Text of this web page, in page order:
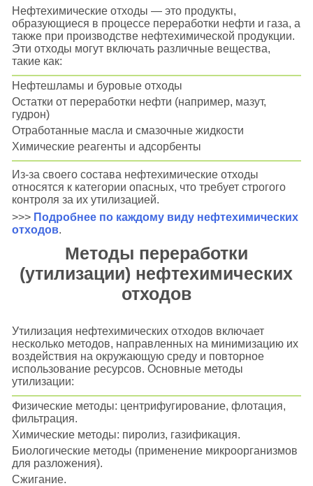
Нефтехимические отходы — это продукты,
образующиеся в процессе переработки нефти и газа, а
также при производстве нефтехимической продукции.
Эти отходы могут включать различные вещества,
такие как:
Нефтешламы и буровые отходы
Остатки от переработки нефти (например, мазут,
гудрон)
Отработанные масла и смазочные жидкости
Химические реагенты и адсорбенты
Из-за своего состава нефтехимические отходы
относятся к категории опасных, что требует строгого
контроля за их утилизацией.
>>> Подробнее по каждому виду нефтехимических
отходов.
Методы переработки
(утилизации) нефтехимических
отходов
Утилизация нефтехимических отходов включает
несколько методов, направленных на минимизацию их
воздействия на окружающую среду и повторное
использование ресурсов. Основные методы
утилизации:
Физические методы: центрифугирование, флотация,
фильтрация.
Химические методы: пиролиз, газификация.
Биологические методы (применение микроорганизмов
для разложения).
Сжигание.